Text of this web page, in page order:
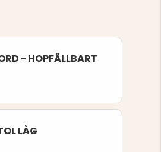
- HOPFÄLLBART
LÅG